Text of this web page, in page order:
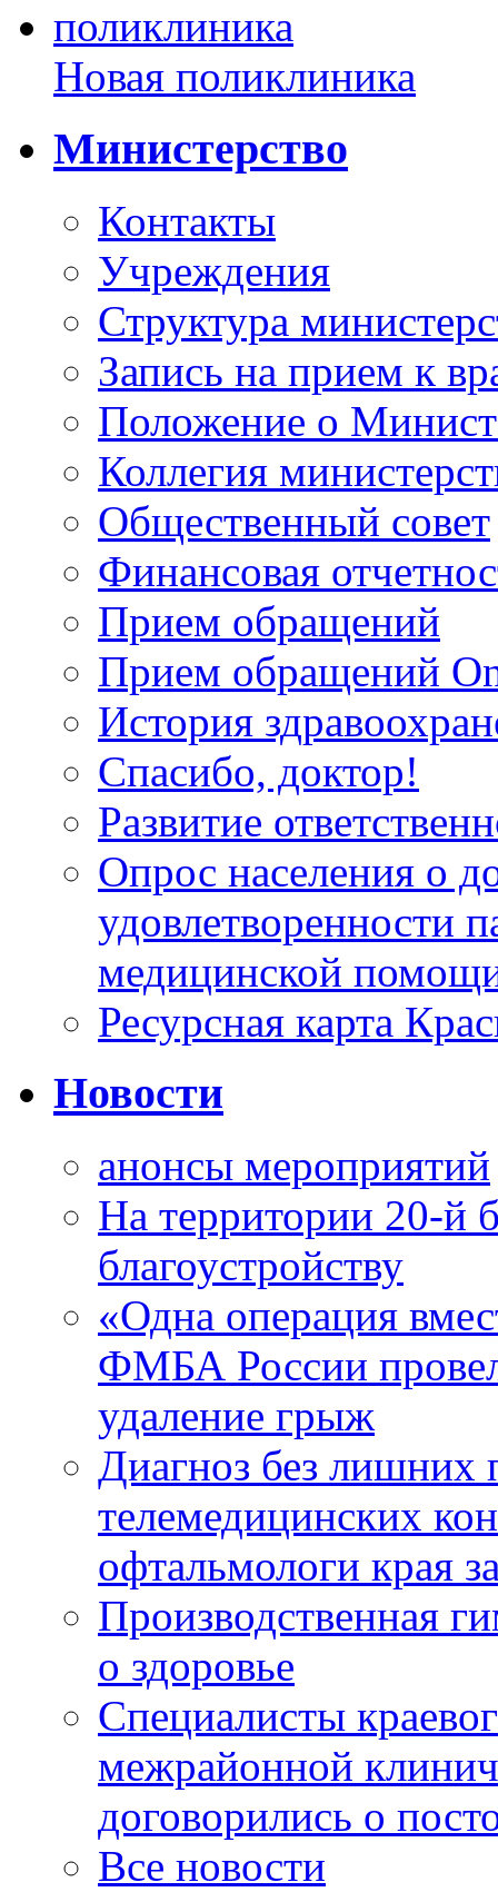
Новая поликлиника
Министерство
Контакты
Учреждения
Структура
Запись на прием к
Положение о
Коллегия
Общественный совет
Финансовая
Прием обращений
Прием обращений
История
Спасибо, доктор!
Развитие
Опрос населения о
удовлетворенности
медицинской
Ресурсная карта
Новости
анонсы мероприятий
На территории 20-й
благоустройству
«Одна операция
ФМБА России
удаление грыж
Диагноз без лишних
телемедицинских
офтальмологи края
Производственная
о здоровье
Специалисты
межрайонной
договорились о
Все новости